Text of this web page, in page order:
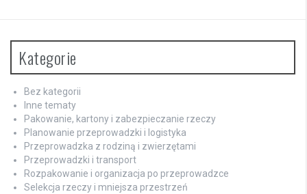
Kategorie
Bez kategorii
Inne tematy
Pakowanie, kartony i zabezpieczanie rzeczy
Planowanie przeprowadzki i logistyka
Przeprowadzka z rodziną i zwierzętami
Przeprowadzki i transport
Rozpakowanie i organizacja po przeprowadzce
Selekcja rzeczy i mniejsza przestrzeń